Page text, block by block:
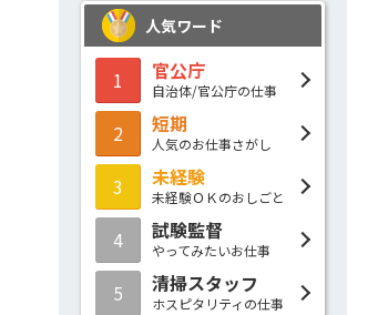
人気ワード
1 官公庁
自治体/官公庁の仕事
2 短期
人気のお仕事さがし
3 未経験
未経験ＯＫのおしごと
4 試験監督
やってみたいお仕事
5 清掃スタッフ
ホスピタリティの仕事